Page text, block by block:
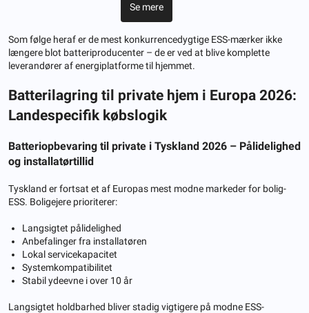
Se mere
Som følge heraf er de mest konkurrencedygtige ESS-mærker ikke
længere blot batteriproducenter – de er ved at blive komplette
leverandører af energiplatforme til hjemmet.
Batterilagring til private hjem i Europa 2026:
Landespecifik købslogik
Batteriopbevaring til private i Tyskland 2026 – Pålidelighed
og installatørtillid
Tyskland er fortsat et af Europas mest modne markeder for bolig-
ESS. Boligejere prioriterer:
Langsigtet pålidelighed
Anbefalinger fra installatøren
Lokal servicekapacitet
Systemkompatibilitet
Stabil ydeevne i over 10 år
Langsigtet holdbarhed bliver stadig vigtigere på modne ESS-